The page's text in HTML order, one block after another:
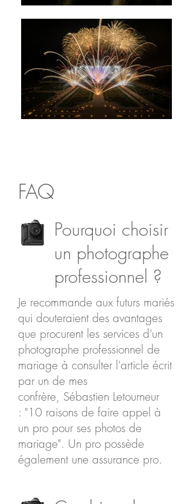
FAQ
Pourquoi choisir
un photographe
professionnel ?
Je recommande aux futurs mariés
qui douteraient des avantages
que procurent les services d'un
photographe professionnel de
mariage à consulter l'article écrit
par un de mes
confrère, Sébastien Letourneur
: "10 raisons de faire appel à
un pro pour ses photos de
mariage". Un pro possède
également une assurance pro.